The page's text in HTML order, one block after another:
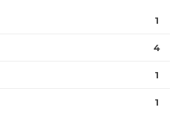
1
4
1
1